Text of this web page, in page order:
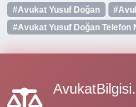
#Avukat Yusuf Doğan
#Avukat Yusuf Doğan Telefon